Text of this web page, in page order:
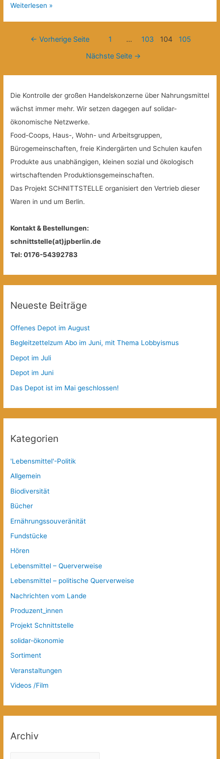
Die
Weiterlesen »
Beitragsnavigation
← Vorherige Seite 1 … 103 104
105
Nächste Seite →
Die Kontrolle der großen Handelskonzerne über Nahrungsmittel
wächst immer mehr. Wir setzen dagegen auf solidar-
ökonomische Netzwerke.
Food-Coops, Haus-, Wohn- und Arbeitsgruppen,
Bürogemeinschaften, freie Kindergärten und Schulen kaufen
Produkte aus unabhängigen, kleinen sozial und ökologisch
wirtschaftenden Produktionsgemeinschaften.
Das Projekt SCHNITTSTELLE organisiert den Vertrieb dieser
Waren in und um Berlin.
Kontakt & Bestellungen:
schnittstelle(at)jpberlin.de
Tel: 0176-54392783
Neueste Beiträge
Offenes Depot im August
Begleitzettelzum Abo im Juni, mit Thema Lobbyismus
Depot im Juli
Depot im Juni
Das Depot ist im Mai geschlossen!
Kategorien
'Lebensmittel'-Politik
Allgemein
Biodiversität
Bücher
Ernährungssouveränität
Fundstücke
Hören
Lebensmittel – Querverweise
Lebensmittel – politische Querverweise
Nachrichten vom Lande
Produzent_innen
Projekt Schnittstelle
solidar-ökonomie
Sortiment
Veranstaltungen
Videos /Film
Archiv